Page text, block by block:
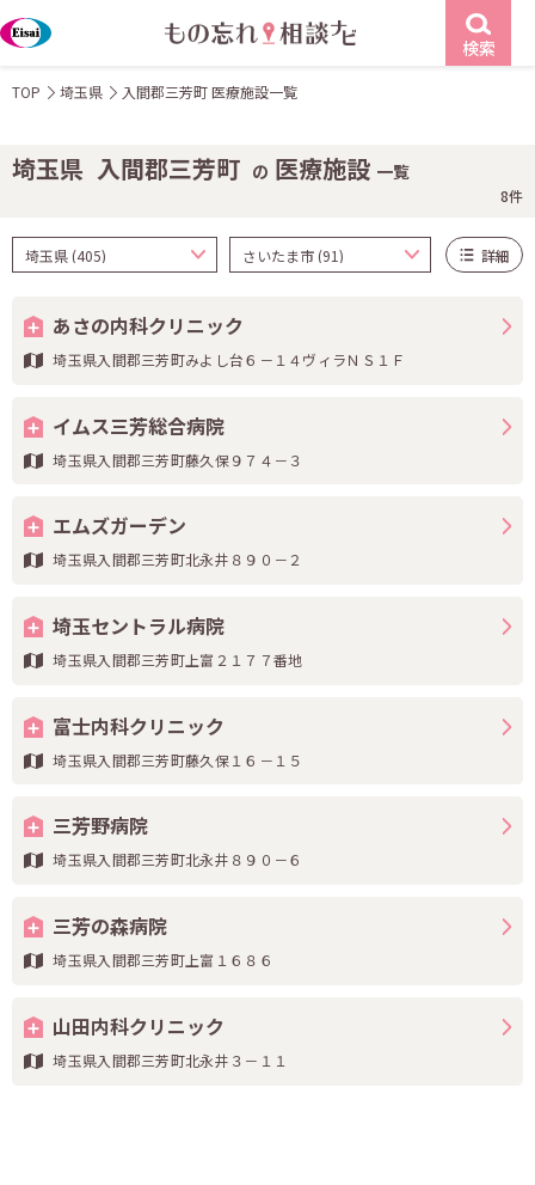
検索
TOP 埼玉県 入間郡三芳町 医療施設一覧
埼玉県 入間郡三芳町 の 医療施設 一覧
8件
詳細
あさの内科クリニック
埼玉県入間郡三芳町みよし台６－１４ヴィラＮＳ１Ｆ
イムス三芳総合病院
埼玉県入間郡三芳町藤久保９７４－３
エムズガーデン
埼玉県入間郡三芳町北永井８９０－２
埼玉セントラル病院
埼玉県入間郡三芳町上富２１７７番地
富士内科クリニック
埼玉県入間郡三芳町藤久保１６－１５
三芳野病院
埼玉県入間郡三芳町北永井８９０－６
三芳の森病院
埼玉県入間郡三芳町上富１６８６
山田内科クリニック
埼玉県入間郡三芳町北永井３－１１